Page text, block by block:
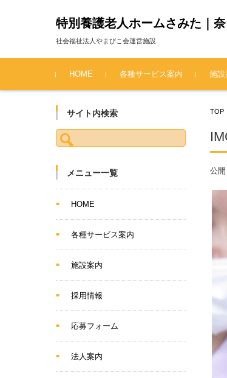
特別養護老人ホームさみた｜
社会福祉法人やまびこ会運営施設.
コンテンツに移動
HOME
各種サービス案内 施設
TOP
公
サイト内検索
検索:
メニュー一覧
HOME
各種サービス案内
施設案内
採用情報
応募フォーム
法人案内